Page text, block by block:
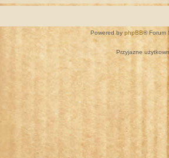
Powered by phpBB® Forum
Przyjazne